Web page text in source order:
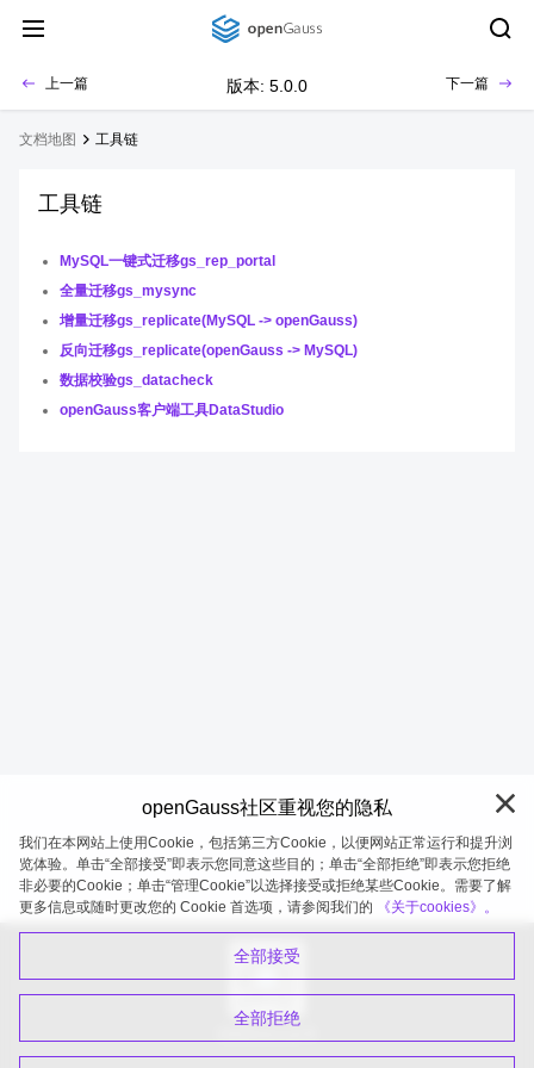
上一篇 版本: 5.0.0 下一篇
文档地图 工具链
工具链
MySQL一键式迁移gs_rep_portal
全量迁移gs_mysync
增量迁移gs_replicate(MySQL -> openGauss)
反向迁移gs_replicate(openGauss -> MySQL)
数据校验gs_datacheck
openGauss客户端工具DataStudio
openGauss 2026-08-07 20:27:02
openGauss社区重视您的隐私
我们在本网站上使用Cookie，包括第三方Cookie，以便网站正常运行和提升浏
览体验。单击“全部接受”即表示您同意这些目的；单击“全部拒绝”即表示您拒绝
非必要的Cookie；单击“管理Cookie”以选择接受或拒绝某些Cookie。需要了解
更多信息或随时更改您的 Cookie 首选项，请参阅我们的
《关于cookies》。
全部接受
全部拒绝